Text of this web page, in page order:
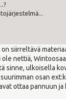
siirreltävä
nettiä,
sinne, ulkoisella
osan
ottaa pannuun ja